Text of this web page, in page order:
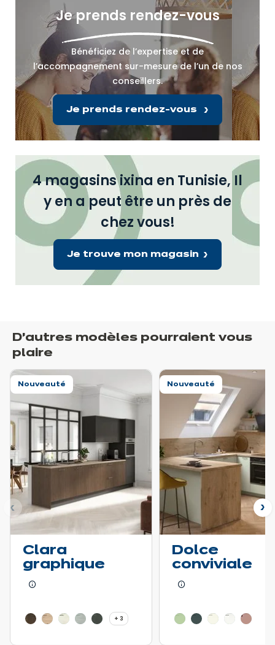
Je prends rendez-vous
Bénéficiez de l’expertise et de
l’accompagnement sur-mesure de l’un de nos
conseillers.
Je prends rendez-vous
4 magasins ixina en Tunisie, Il
y en a peut être un près de
chez vous!
Je trouve mon magasin
D’autres modèles pourraient vous
plaire
Nouveauté
Clara
graphique
En savoir plus - Afficher le détail du prix
+ 3 3 autres coloris
Nouveauté
Dolce
conviviale
En savoir plus -